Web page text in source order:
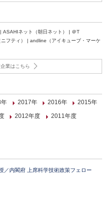
ASAHIネット（朝日ネット） | ＠T
フティ） | andline（アイキューブ・マーケ
業はこちら
2017年 2016年
2015年
2012年度
2011年度
／内閣府 上席科学技術政策フェロー